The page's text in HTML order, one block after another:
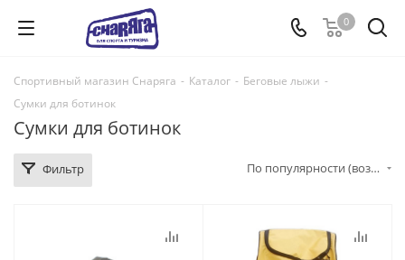
0
Спортивный магазин Снаряга - Каталог - Беговые лыжи -
Сумки для ботинок
Сумки для ботинок
Фильтр По популярности (возрастание)